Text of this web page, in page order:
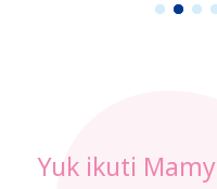
1 2 3
Yuk ikuti